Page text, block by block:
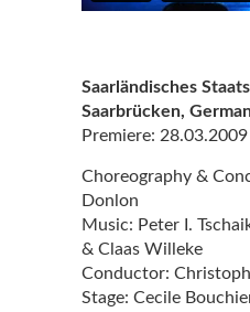
Saarländisches
Saarbrücken,
Premiere: 28.03.2009
Choreography &
Donlon
Music: Peter I.
& Claas Willeke
Conductor:
Stage: Cecile